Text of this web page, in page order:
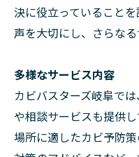
決に役立っていること
声を大切にし、さらなる
多様なサービス内容
カビバスターズ岐阜で
や相談サービスも提供
場所に適したカビ予防